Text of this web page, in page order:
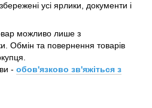
усі ярлики, документи і
можливо лише з
Обмін та повернення товарів
- обов'язково зв'яжіться з